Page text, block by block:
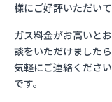
様にご好評いただいて
ガス料金がお高いと
談をいただけました
気軽にご連絡くださ
です。